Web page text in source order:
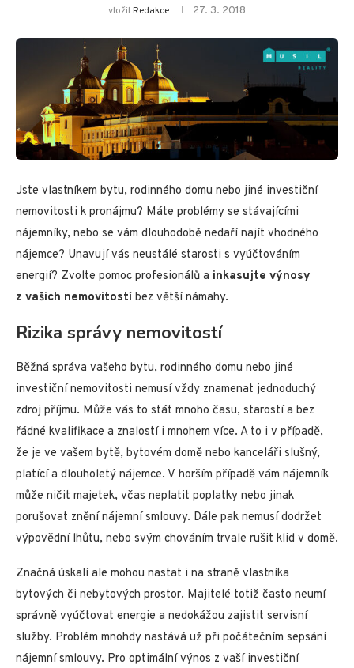
vložil Redakce 27. 3. 2018
Jste vlastníkem bytu, rodinného domu nebo jiné investiční
nemovitosti k pronájmu? Máte problémy se stávajícími
nájemníky, nebo se vám dlouhodobě nedaří najít vhodného
nájemce? Unavují vás neustálé starosti s vyúčtováním
energií? Zvolte pomoc profesionálů a inkasujte výnosy
z vašich nemovitostíbez větší námahy.
Rizika správy nemovitostí
Běžná správa vašeho bytu, rodinného domu nebo jiné
investiční nemovitosti nemusí vždy znamenat jednoduchý
zdroj příjmu. Může vás to stát mnoho času, starostí a bez
řádné kvalifikace a znalostí i mnohem více. A to i v případě,
že je ve vašem bytě, bytovém domě nebo kanceláři slušný,
platící a dlouholetý nájemce. V horším případě vám nájemník
může ničit majetek, včas neplatit poplatky nebo jinak
porušovat znění nájemní smlouvy. Dále pak nemusí dodržet
výpovědní lhůtu, nebo svým chováním trvale rušit klid v domě.
Značná úskalí ale mohou nastat i na straně vlastníka
bytových či nebytových prostor. Majitelé totiž často neumí
správně vyúčtovat energie a nedokážou zajistit servisní
služby. Problém mnohdy nastává už při počátečním sepsání
nájemní smlouvy. Pro optimální výnos z vaší investiční